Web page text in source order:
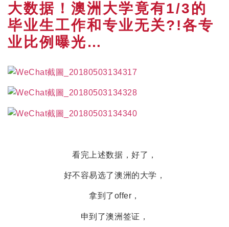
大数据！澳洲大学竟有1/3的
毕业生工作和专业无关?!各专
业比例曝光…
看完上述数据，好了，
好不容易选了澳洲的大学，
拿到了offer，
申到了澳洲签证，